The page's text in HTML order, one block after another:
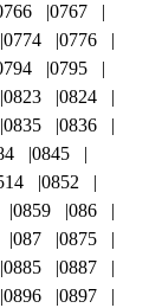
0767
0774
0776
0795
0823
0824
0835
0836
0845
0852
0859
086
087
0875
0885
0887
0896
0897